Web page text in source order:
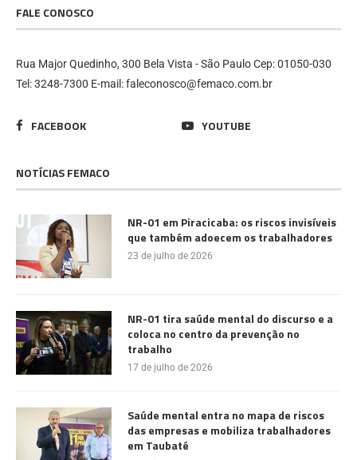
FALE CONOSCO
Rua Major Quedinho, 300 Bela Vista - São Paulo Cep: 01050-030
Tel: 3248-7300 E-mail: faleconosco@femaco.com.br
FACEBOOK YOUTUBE
NOTÍCIAS FEMACO
NR-01 em Piracicaba: os riscos invisíveis
que também adoecem os trabalhadores
23 de julho de 2026
NR-01 tira saúde mental do discurso e a
coloca no centro da prevenção no
trabalho
17 de julho de 2026
Saúde mental entra no mapa de riscos
das empresas e mobiliza trabalhadores
em Taubaté